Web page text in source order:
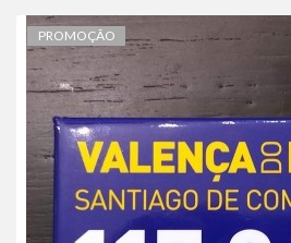
PROMOÇÃO